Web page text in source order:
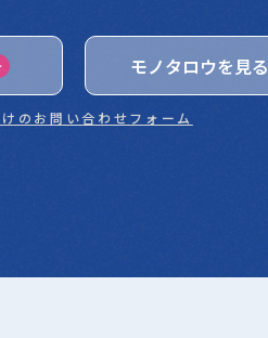
モノタロウを見る
のお問い合わせフォーム